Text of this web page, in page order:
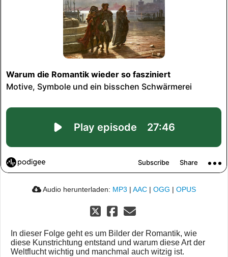
Audio herunterladen: MP3 | AAC | OGG | OPUS
In dieser Folge geht es um Bilder der Romantik, wie
diese Kunstrichtung entstand und warum diese Art der
Weltflucht wichtig und manchmal auch witzig ist.